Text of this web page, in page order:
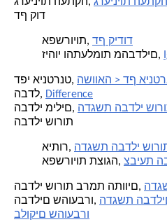
דף קוד
אפשרויות, דף קידוד
זיהוי והתעלמות מהבדלים,
דפי אינטרנט, > דף אינטרנט
הבדל, Difference
הבדלי מילים, הבדלי שורות
הבדלי שורות
איתור, הבדלי שורות
אפשרויות תצוגה, שורות
הבדלי שורות ברמת התווים,
הבדלים שהועברו, הבדלים
בלוקים שהועברו